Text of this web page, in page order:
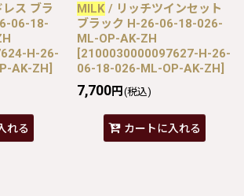
ス ブラ
06-18-
H-26-
AK-ZH]
れる
MILK / リッチツインセット
ブラック H-26-06-18-026-
ML-OP-AK-ZH
[2100030000097627-H-26-
06-18-026-ML-OP-AK-ZH]
7,700円 (税込)
カートに入れる